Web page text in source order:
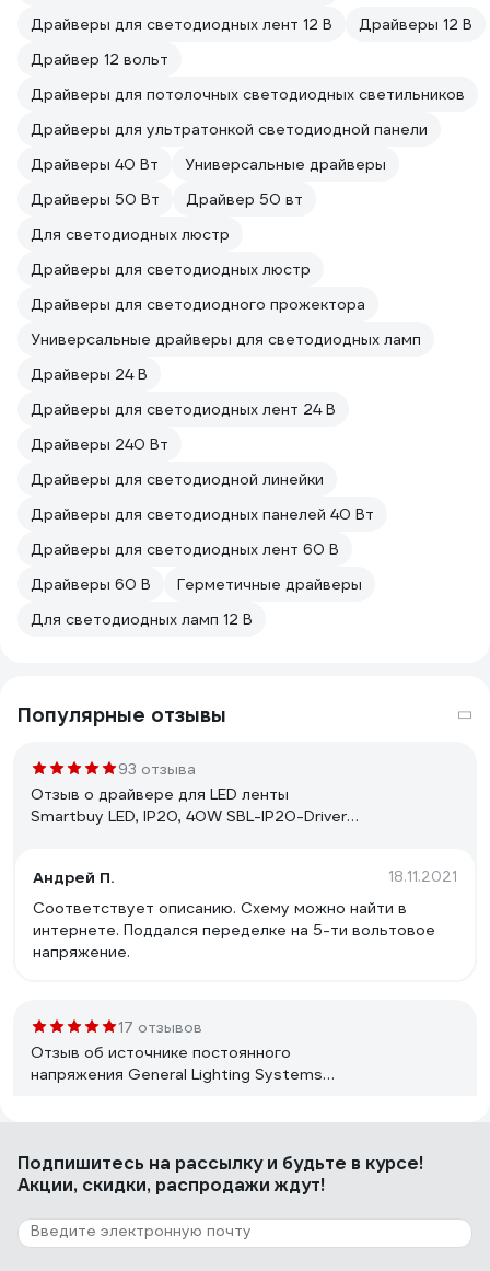
Драйверы для светодиодных лент 12 В
Драйверы 12 В
Драйвер 12 вольт
Драйверы для потолочных светодиодных светильников
Драйверы для ультратонкой светодиодной панели
Драйверы 40 Вт
Универсальные драйверы
Драйверы 50 Вт
Драйвер 50 вт
Для светодиодных люстр
Драйверы для светодиодных люстр
Драйверы для светодиодного прожектора
Универсальные драйверы для светодиодных ламп
Драйверы 24 В
Драйверы для светодиодных лент 24 В
Драйверы 240 Вт
Драйверы для светодиодной линейки
Драйверы для светодиодных панелей 40 Вт
Драйверы для светодиодных лент 60 В
Драйверы 60 В
Герметичные драйверы
Для светодиодных ламп 12 В
Популярные отзывы
93 отзыва
Отзыв о драйвере для LED ленты
Smartbuy LED, IP20, 40W SBL-IP20-Driver-
Андрей П.
18.11.2021
Соответствует описанию. Схему можно найти в
интернете. Поддался переделке на 5-ти вольтовое
напряжение.
17 отзывов
Отзыв об источнике постоянного
напряжения General Lighting Systems
Габариты по факту: 80х50Х70мм (с учетом вывода
провода без залома длина увеличивается до 105мм)
оптимально 1200мм), однако надо понимать, что
тонкий проводник с увеличением длины увеличивает
Подпишитесь на рассылкуи будьте в курсе!
Акции, скидки, распродажи ждут!